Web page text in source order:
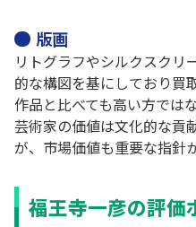
版画
リトグラフやシルクスクリ
的な構図を基にしており買
作品と比べても高い方では
芸術家の価値は文化的な貢
が、市場価値も重要な指針
福王寺一彦の評価